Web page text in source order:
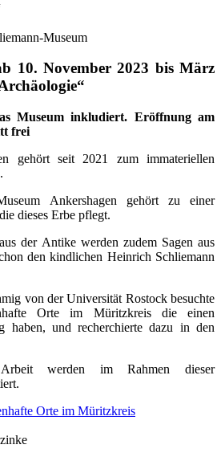
Museum
10. November 2023 bis März
Museum inkludiert. Eröffnung am
frei
gehört seit 2021 zum immateriellen
Ankershagen gehört zu einer
dieses Erbe pflegt.
der Antike werden zudem Sagen aus
den kindlichen Heinrich Schliemann
von der Universität Rostock besuchte
Orte im Müritzkreis die einen
haben, und recherchierte dazu in den
werden im Rahmen dieser